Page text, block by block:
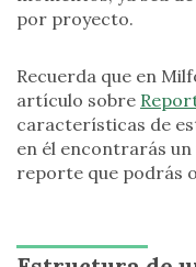
por proyecto.
Recuerda que en
artículo sobre
características de
en él encontrarás
reporte que podrás